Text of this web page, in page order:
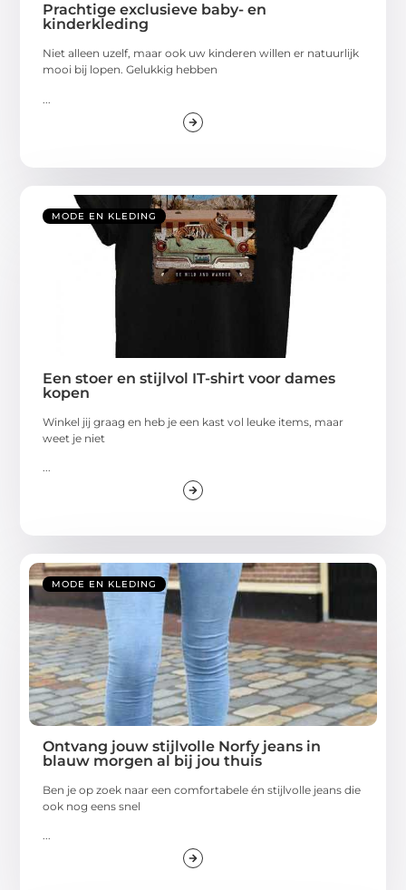
Prachtige exclusieve baby- en
kinderkleding
Niet alleen uzelf, maar ook uw kinderen willen er natuurlijk
mooi bij lopen. Gelukkig hebben
MODE EN KLEDING
Een stoer en stijlvol IT-shirt voor dames
kopen
Winkel jij graag en heb je een kast vol leuke items, maar
weet je niet
MODE EN KLEDING
Ontvang jouw stijlvolle Norfy jeans in
blauw morgen al bij jou thuis
Ben je op zoek naar een comfortabele én stijlvolle jeans die
ook nog eens snel
...